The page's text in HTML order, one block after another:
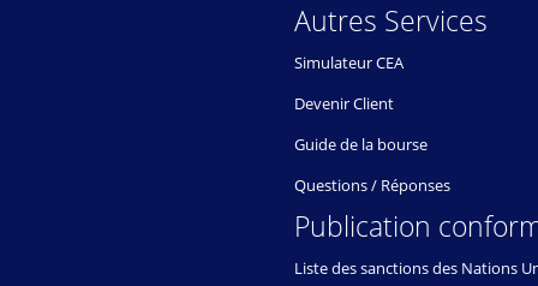
Autres Services
Simulateur CEA
Devenir Client
Guide de la bourse
Questions / Réponses
Publication
Liste des sanctions des Nations